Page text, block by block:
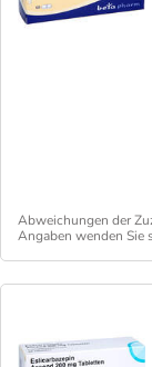
Abweichungen der
Angaben wenden Sie